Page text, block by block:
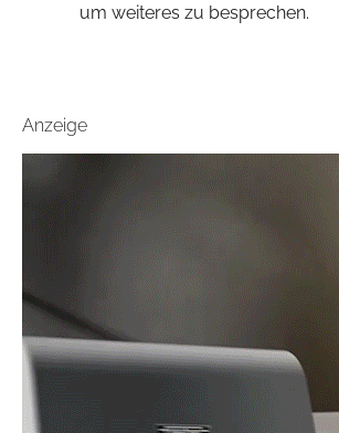
um weiteres zu besprechen.
Anzeige